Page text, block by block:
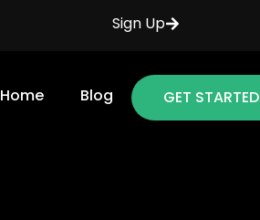
Sign Up
Home Blog GET STARTED